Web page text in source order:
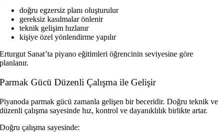
doğru egzersiz planı oluşturulur
gereksiz kasılmalar önlenir
teknik gelişim hızlanır
kişiye özel yönlendirme yapılır
Erturgut Sanat’ta piyano eğitimleri öğrencinin seviyesine göre
planlanır.
Parmak Gücü Düzenli Çalışma ile Gelişir
Piyanoda parmak gücü zamanla gelişen bir beceridir. Doğru teknik ve
düzenli çalışma sayesinde hız, kontrol ve dayanıklılık birlikte artar.
Doğru çalışma sayesinde: